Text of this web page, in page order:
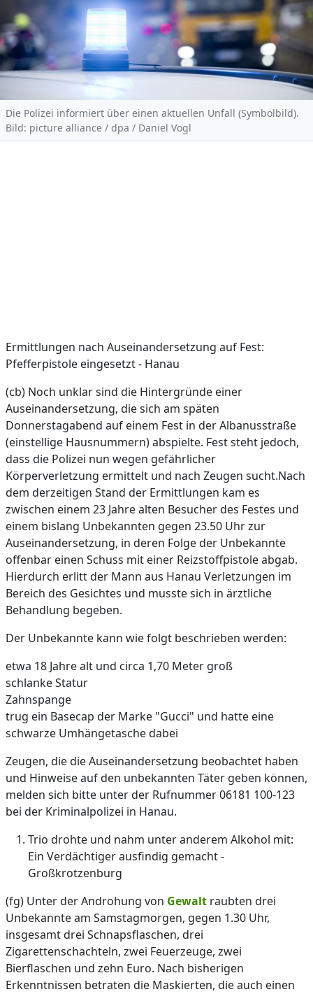
Die Polizei informiert über einen aktuellen Unfall (Symbolbild).
Bild: picture alliance / dpa / Daniel Vogl
Ermittlungen nach Auseinandersetzung auf Fest:
Pfefferpistole eingesetzt - Hanau
(cb) Noch unklar sind die Hintergründe einer
Auseinandersetzung, die sich am späten
Donnerstagabend auf einem Fest in der Albanusstraße
(einstellige Hausnummern) abspielte. Fest steht jedoch,
dass die Polizei nun wegen gefährlicher
Körperverletzung ermittelt und nach Zeugen sucht.Nach
dem derzeitigen Stand der Ermittlungen kam es
zwischen einem 23 Jahre alten Besucher des Festes und
einem bislang Unbekannten gegen 23.50 Uhr zur
Auseinandersetzung, in deren Folge der Unbekannte
offenbar einen Schuss mit einer Reizstoffpistole abgab.
Hierdurch erlitt der Mann aus Hanau Verletzungen im
Bereich des Gesichtes und musste sich in ärztliche
Behandlung begeben.
Der Unbekannte kann wie folgt beschrieben werden:
etwa 18 Jahre alt und circa 1,70 Meter groß
schlanke Statur
Zahnspange
trug ein Basecap der Marke "Gucci" und hatte eine
schwarze Umhängetasche dabei
Zeugen, die die Auseinandersetzung beobachtet haben
und Hinweise auf den unbekannten Täter geben können,
melden sich bitte unter der Rufnummer 06181 100-123
bei der Kriminalpolizei in Hanau.
Trio drohte und nahm unter anderem Alkohol mit:
Ein Verdächtiger ausfindig gemacht -
Großkrotzenburg
(fg) Unter der Androhung von Gewalt raubten drei
Unbekannte am Samstagmorgen, gegen 1.30 Uhr,
insgesamt drei Schnapsflaschen, drei
Zigarettenschachteln, zwei Feuerzeuge, zwei
Bierflaschen und zehn Euro. Nach bisherigen
Erkenntnissen betraten die Maskierten, die auch einen